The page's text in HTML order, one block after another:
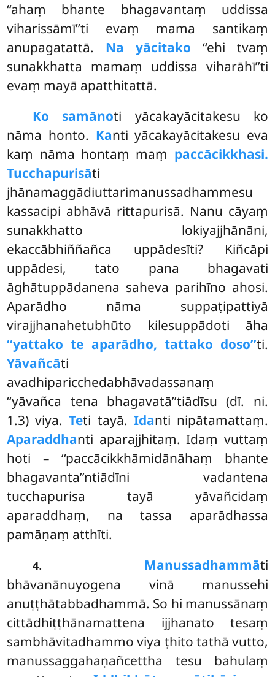
‘‘ahaṃ bhante bhagavantaṃ uddissa
viharissāmī’’ti evaṃ mama santikaṃ
anupagatattā. Na yācitako ‘‘ehi tvaṃ
sunakkhatta mamaṃ uddissa viharāhī’’ti
evaṃ mayā apatthitattā.
Ko samānoti yācakayācitakesu ko
nāma honto. Kanti yācakayācitakesu eva
kaṃ nāma hontaṃ maṃ paccācikkhasi.
Tucchapurisāti
jhānamaggādiuttarimanussadhammesu
kassacipi abhāvā rittapurisā. Nanu cāyaṃ
sunakkhatto lokiyajjhānāni,
ekaccābhiññañca uppādesīti? Kiñcāpi
uppādesi, tato pana bhagavati
āghātuppādanena saheva parihīno ahosi.
Aparādho nāma suppaṭipattiyā
virajjhanahetubhūto kilesuppādoti āha
‘‘yattako te aparādho, tattako doso’’ti.
Yāvañcāti
avadhiparicchedabhāvadassanaṃ
‘‘yāvañca tena bhagavatā’’tiādīsu (dī. ni.
1.3) viya.Teti tayā. Idanti nipātamattaṃ.
Aparaddhanti aparajjhitaṃ. Idaṃ vuttaṃ
hoti – ‘‘paccācikkhāmidānāhaṃ bhante
bhagavanta’’ntiādīni vadantena
tucchapurisa tayā yāvañcidaṃ
aparaddhaṃ, na tassa aparādhassa
pamāṇaṃ atthīti.
4. Manussadhammāti
bhāvanānuyogena vinā manussehi
anuṭṭhātabbadhammā. So hi manussānaṃ
cittādhiṭṭhānamattena ijjhanato tesaṃ
sambhāvitadhammo viya ṭhito tathā vutto,
manussaggahaṇañcettha tesu bahulaṃ